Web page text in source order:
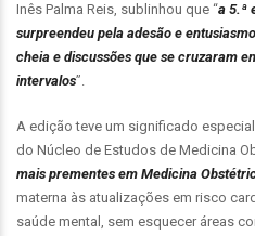
Inês Palma Reis, sublinhou que “a 5.ª
surpreendeu pela adesão e
cheia e discussões que se cruzaram
intervalos”.
A edição teve um significado
do Núcleo de Estudos de Medicina
mais prementes em Medicina
materna às atualizações em risco
saúde mental, sem esquecer áreas